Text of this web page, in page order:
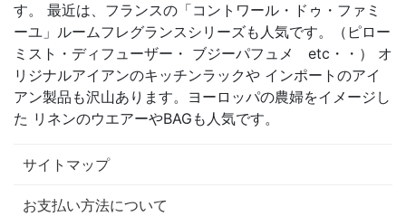
す。 最近は、フランスの「コントワール・ドゥ・ファミ
ーユ」ルームフレグランスシリーズも人気です。（ピロー
ミスト・ディフューザー・ ブジーパフュメ etc・・） オ
リジナルアイアンのキッチンラックや インポートのアイ
アン製品も沢山あります。ヨーロッパの農婦をイメージし
た リネンのウエアーやBAGも人気です。
サイトマップ
お支払い方法について